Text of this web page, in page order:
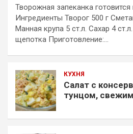
Творожная запеканка
Ингредиенты Творог 500 г
Манная крупа 5 ст.л. Сахар 4
щепотка Приготовление:…
КУХНЯ
Салат с
тунцом,